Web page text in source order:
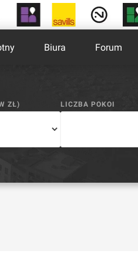
Biura Forum
ZŁ) LICZBA POKOI